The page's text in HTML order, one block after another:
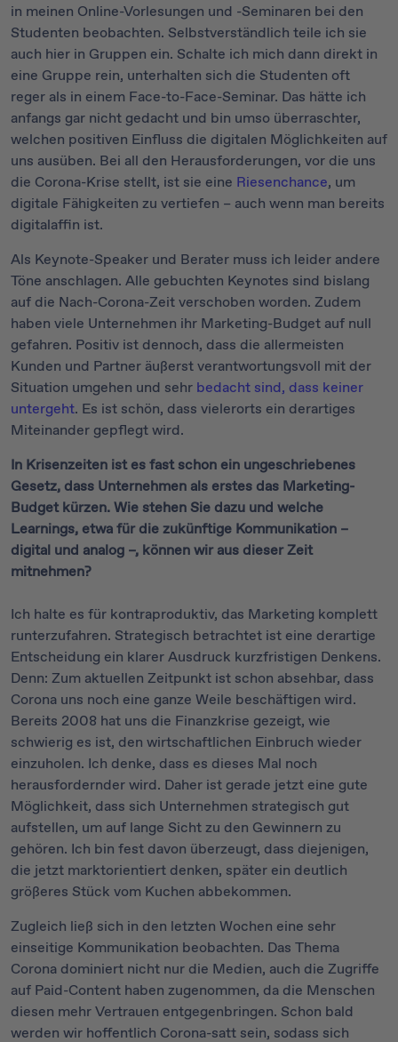
in meinen Online-Vorlesungen und -Seminaren bei den
Studenten beobachten. Selbstverständlich teile ich sie
auch hier in Gruppen ein. Schalte ich mich dann direkt in
eine Gruppe rein, unterhalten sich die Studenten oft
reger als in einem Face-to-Face-Seminar. Das hätte ich
anfangs gar nicht gedacht und bin umso überraschter,
welchen positiven Einfluss die digitalen Möglichkeiten auf
uns ausüben. Bei all den Herausforderungen, vor die uns
die Corona-Krise stellt, ist sie eine Riesenchance, um
digitale Fähigkeiten zu vertiefen – auch wenn man bereits
digitalaffin ist.
Als Keynote-Speaker und Berater muss ich leider andere
Töne anschlagen. Alle gebuchten Keynotes sind bislang
auf die Nach-Corona-Zeit verschoben worden. Zudem
haben viele Unternehmen ihr Marketing-Budget auf null
gefahren. Positiv ist dennoch, dass die allermeisten
Kunden und Partner äußerst verantwortungsvoll mit der
Situation umgehen und sehr bedacht sind, dass keiner
untergeht. Es ist schön, dass vielerorts ein derartiges
Miteinander gepflegt wird.
In Krisenzeiten ist es fast schon ein ungeschriebenes
Gesetz, dass Unternehmen als erstes das Marketing-
Budget kürzen. Wie stehen Sie dazu und welche
Learnings, etwa für die zukünftige Kommunikation –
digital und analog –, können wir aus dieser Zeit
mitnehmen?
Ich halte es für kontraproduktiv, das Marketing komplett
runterzufahren. Strategisch betrachtet ist eine derartige
Entscheidung ein klarer Ausdruck kurzfristigen Denkens.
Denn: Zum aktuellen Zeitpunkt ist schon absehbar, dass
Corona uns noch eine ganze Weile beschäftigen wird.
Bereits 2008 hat uns die Finanzkrise gezeigt, wie
schwierig es ist, den wirtschaftlichen Einbruch wieder
einzuholen. Ich denke, dass es dieses Mal noch
herausfordernder wird. Daher ist gerade jetzt eine gute
Möglichkeit, dass sich Unternehmen strategisch gut
aufstellen, um auf lange Sicht zu den Gewinnern zu
gehören. Ich bin fest davon überzeugt, dass diejenigen,
die jetzt marktorientiert denken, später ein deutlich
größeres Stück vom Kuchen abbekommen.
Zugleich ließ sich in den letzten Wochen eine sehr
einseitige Kommunikation beobachten. Das Thema
Corona dominiert nicht nur die Medien, auch die Zugriffe
auf Paid-Content haben zugenommen, da die Menschen
diesen mehr Vertrauen entgegenbringen. Schon bald
werden wir hoffentlich Corona-satt sein, sodass sich